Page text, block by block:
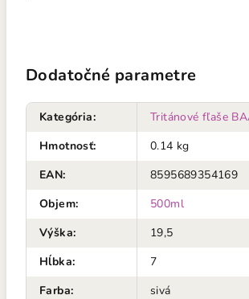
Dodatočné parametre
Kategória:
Tritánové fľaše
Hmotnosť:
0.14 kg
EAN:
8595689354169
Objem:
500ml
Výška:
19,5
Hĺbka:
7
Farba:
sivá